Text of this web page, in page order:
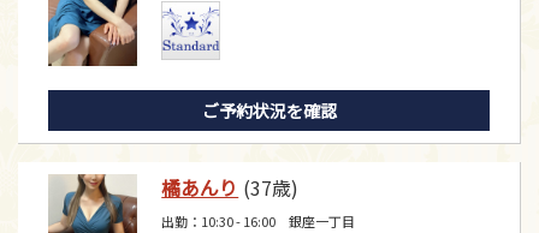
ご予約状況を確認
橘あんり (37歳)
出勤：10:30 - 16:00 銀座一丁目